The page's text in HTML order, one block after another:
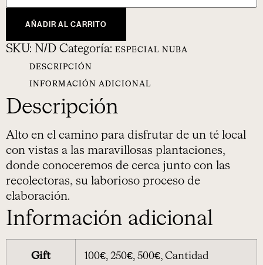
AÑADIR AL CARRITO
SKU: N/D Categoría: ESPECIAL NUBA
DESCRIPCIÓN
INFORMACIÓN ADICIONAL
Descripción
Alto en el camino para disfrutar de un té local
con vistas a las maravillosas plantaciones,
donde conoceremos de cerca junto con las
recolectoras, su laborioso proceso de
elaboración.
Información adicional
Gift
100€, 250€, 500€, Cantidad